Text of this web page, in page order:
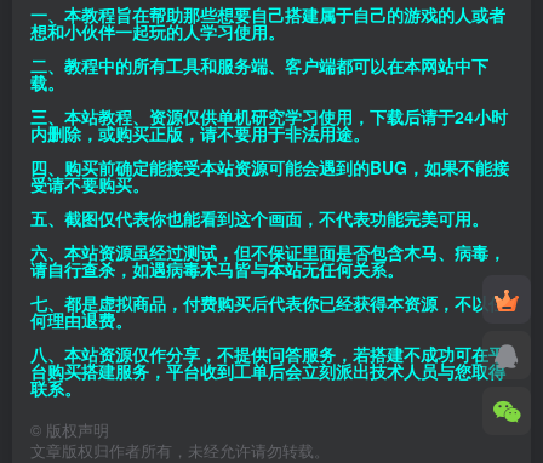
一、本教程旨在帮助那些想要自己搭建属于自己的游戏的人或者
想和小伙伴一起玩的人学习使用。
二、教程中的所有工具和服务端、客户端都可以在本网站中下
载。
三、本站教程、资源仅供单机研究学习使用，下载后请于24小时
内删除，或购买正版，请不要用于非法用途。
四、购买前确定能接受本站资源可能会遇到的BUG，如果不能接
受请不要购买。
五、截图仅代表你也能看到这个画面，不代表功能完美可用。
六、本站资源虽经过测试，但不保证里面是否包含木马、病毒，
请自行查杀，如遇病毒木马皆与本站无任何关系。
七、都是虚拟商品，付费购买后代表你已经获得本资源，不以任
何理由退费。
八、本站资源仅作分享，不提供问答服务，若搭建不成功可在平
台购买搭建服务，平台收到工单后会立刻派出技术人员与您取得
联系。
© 版权声明
文章版权归作者所有，未经允许请勿转载。